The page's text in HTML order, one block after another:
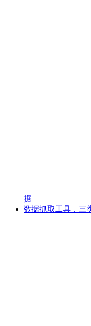
据
数据抓取工具，三